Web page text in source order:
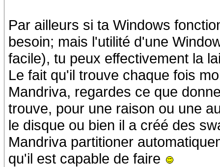
Par ailleurs si ta Windows
besoin; mais l'utilité d'une
facile), tu peux effectivement la
Le fait qu'il trouve chaque fois
Mandriva, regardes ce que
trouve, pour une raison ou une
le disque ou bien il a créé des
Mandriva partitioner
qu'il est capable de faire